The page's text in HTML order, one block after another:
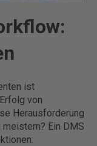
ist
von
Herausforderung
Ein DMS